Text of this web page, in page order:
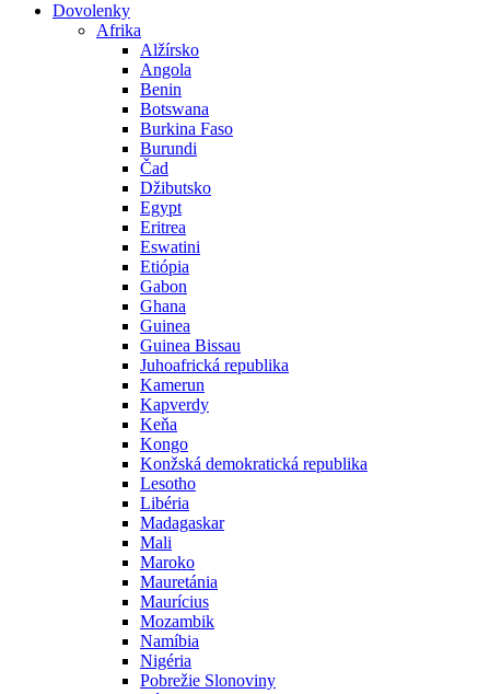
Dovolenky
Afrika
Alžírsko
Angola
Benin
Botswana
Burkina Faso
Burundi
Čad
Džibutsko
Egypt
Eritrea
Eswatini
Etiópia
Gabon
Ghana
Guinea
Guinea Bissau
Juhoafrická republika
Kamerun
Kapverdy
Keňa
Kongo
Konžská demokratická republika
Lesotho
Libéria
Madagaskar
Mali
Maroko
Mauretánia
Maurícius
Mozambik
Namíbia
Nigéria
Pobrežie Slonoviny